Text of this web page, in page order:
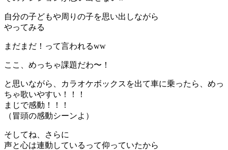
自分の子どもや周りの子を思い出しながら
やってみる
まだまだ！って言われるww
ここ、めっちゃ課題だわ〜！
と思いながら、カラオケボックスを出て車に乗ったら、めっ
ちゃ歌いやすい！！！
まじで感動！！！
（冒頭の感動シーンよ）
そしてね、さらに
声と心は連動しているって仰っていたから